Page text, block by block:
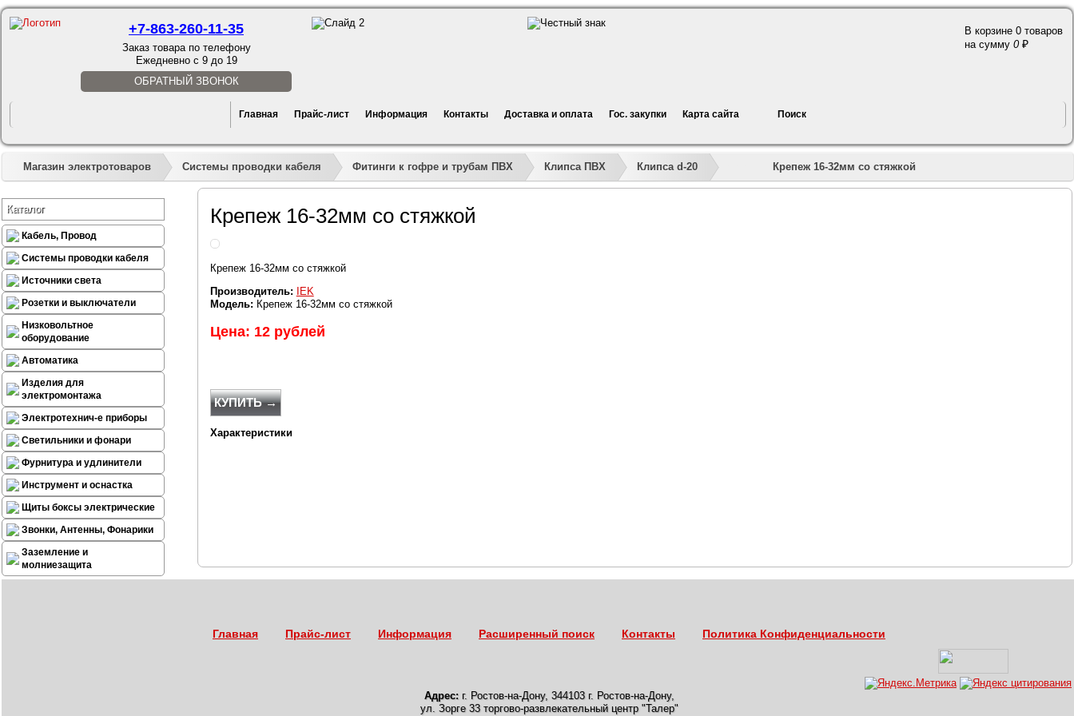
+7-863-260-11-35
Заказ товара по телефону
Ежедневно с 9 до 19
ОБРАТНЫЙ ЗВОНОК
В корзине 0 товаров
на сумму 0
Главная Прайс-лист Информация Контакты Доставка и оплата Гос. закупки Карта сайта Поиск
Магазин электротоваров »
Системы проводки кабеля »
Фитинги к гофре и трубам ПВХ Клипса ПВХ Клипса d-20 Крепеж 16-32мм со стяжкой
Каталог
Кабель, Провод
Системы проводки кабеля
Источники света
Розетки и выключатели
Низковольтное
оборудование
Автоматика
Изделия для
электромонтажа
Электротехнич-е приборы
Светильники и фонари
Фурнитура и удлинители
Инструмент и оснастка
Щиты боксы электрические
Звонки, Антенны, Фонарики
Заземление и
молниезащита
Крепеж 16-32мм со стяжкой
Крепеж 16-32мм со стяжкой
Производитель:
IEK
Модель: Крепеж 16-32мм со стяжкой
Цена: 12 рублей
КУПИТЬ →
Характеристики
Главная Прайс-лист Информация Расширенный поиск Контакты Политика Конфиденциальности
Адрес: г. Ростов-на-Дону, 344103 г. Ростов-на-Дону,
ул. Зорге 33 торгово-развлекательный центр "Талер"